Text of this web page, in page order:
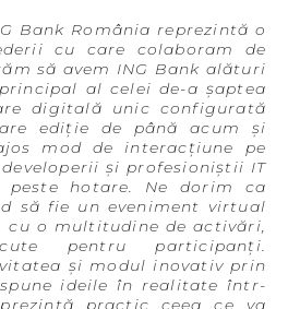
Bank România reprezintă o
cu care colaboram de
să avem ING Bank alături
al celei de-a șaptea
digitală unic configurată
ediție de până acum și
mod de interacțiune pe
și profesioniștii IT
hotare. Ne dorim ca
să fie un eveniment virtual
cu o multitudine de activări,
pentru participanți.
și modul inovativ prin
ideile în realitate într-
practic ceea ce va